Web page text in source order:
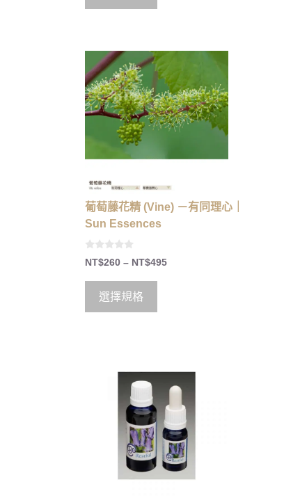
5
葡萄藤花精 (Vine) －有同理心｜
Sun Essences
0
o
5
NT$260 – NT$495
選擇規格